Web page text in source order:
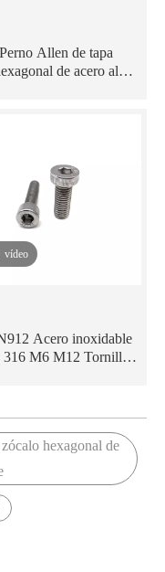
Perno Allen de tapa
de acero al
vídeo
Acero inoxidable
316 M6 M12 Tornillos
hexagonal de